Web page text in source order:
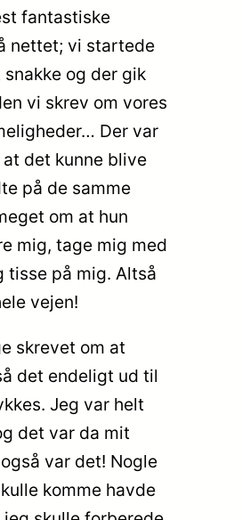
fantastiske
nettet; vi startede
og der gik
vi skrev om vores
Der var
det kunne blive
på de samme
om at hun
mig, tage mig med
tisse på mig. Altså
vejen!
skrevet om at
det endeligt ud til
Jeg var helt
det var da mit
var det! Nogle
komme havde